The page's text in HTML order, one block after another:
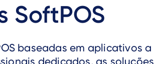
SoftPOS
baseadas em aplicativos a
dedicados, as soluções